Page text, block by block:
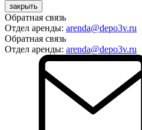
закрыть
Обратная связь
Отдел аренды: arenda@depo3v.ru
Обратная связь
Отдел аренды: arenda@depo3v.ru